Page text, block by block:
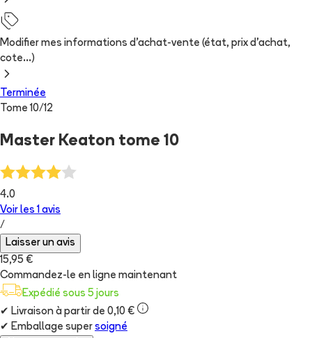
Modifier mes informations d'achat-vente (état, prix d'achat,
cote...)
Terminée
Tome 10/12
Master Keaton tome 10
4.0
Voir les 1 avis
/
Laisser un avis
15,95 €
Commandez-le en ligne maintenant
Expédié sous 5 jours
✔ Livraison à partir de 0,10 €
✔ Emballage super soigné